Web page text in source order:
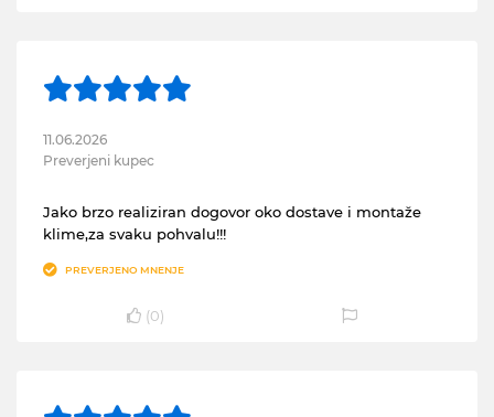
11.06.2026
Preverjeni kupec
Jako brzo realiziran dogovor oko dostave i montaže
klime,za svaku pohvalu!!!
PREVERJENO MNENJE
(0)